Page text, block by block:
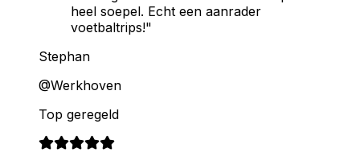
heel soepel. Echt een aanrader
voetbaltrips!"
Stephan
@Werkhoven
Top geregeld